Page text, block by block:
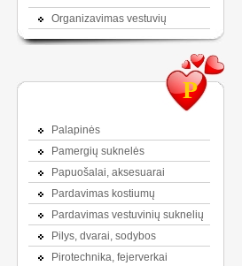
Organizavimas vestuvių
P
Palapinės
Pamergių suknelės
Papuošalai, aksesuarai
Pardavimas kostiumų
Pardavimas vestuvinių suknelių
Pilys, dvarai, sodybos
Pirotechnika, fejerverkai